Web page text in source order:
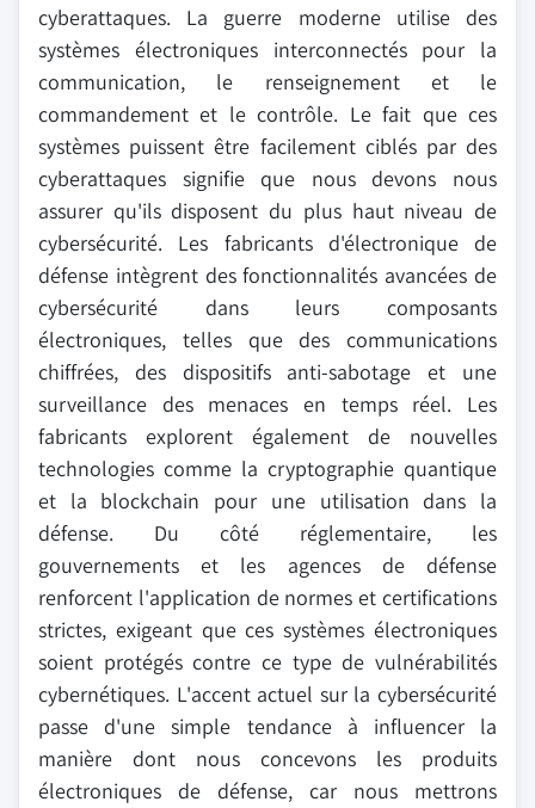
cyberattaques. La guerre moderne utilise des
systèmes électroniques interconnectés pour la
communication, le renseignement et le
commandement et le contrôle. Le fait que ces
systèmes puissent être facilement ciblés par des
cyberattaques signifie que nous devons nous
assurer qu'ils disposent du plus haut niveau de
cybersécurité. Les fabricants d'électronique de
défense intègrent des fonctionnalités avancées de
cybersécurité dans leurs composants
électroniques, telles que des communications
chiffrées, des dispositifs anti-sabotage et une
surveillance des menaces en temps réel. Les
fabricants explorent également de nouvelles
technologies comme la cryptographie quantique
et la blockchain pour une utilisation dans la
défense. Du côté réglementaire, les
gouvernements et les agences de défense
renforcent l'application de normes et certifications
strictes, exigeant que ces systèmes électroniques
soient protégés contre ce type de vulnérabilités
cybernétiques. L'accent actuel sur la cybersécurité
passe d'une simple tendance à influencer la
manière dont nous concevons les produits
électroniques de défense, car nous mettrons